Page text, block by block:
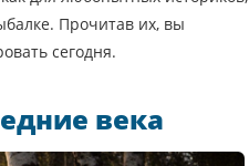
Прочитав их, вы
сегодня.
века